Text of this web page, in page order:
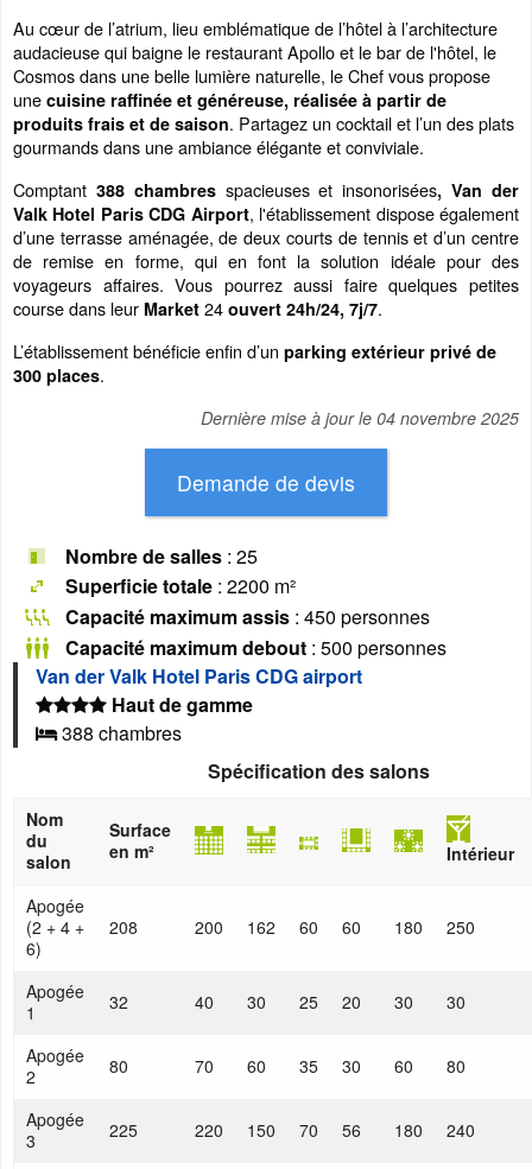
Au cœur de l’atrium, lieu emblématique de l’hôtel à l’architecture
audacieuse qui baigne le restaurant Apollo et le bar de l'hôtel, le
Cosmos dans une belle lumière naturelle, le Chefvous propose
une cuisine raffinée et généreuse, réalisée à partir de
produits frais et de saison. Partagez un cocktail et l’un des plats
gourmands dans une ambiance élégante et conviviale.
Comptant 388 chambres spacieuses et insonorisées, Van der
Valk Hotel Paris CDG Airport, l'établissement dispose également
d’une terrasse aménagée, de deux courts de tennis et d’un centre
de remise en forme, qui en font la solution idéale pour des
voyageurs affaires. Vous pourrez aussi faire quelques petites
course dans leur Market 24 ouvert 24h/24, 7j/7.
L’établissement bénéficie enfin d’un parking extérieur privé de
300 places.
Dernière mise à jour le 04 novembre 2025
Nombre de salles : 25
Superficie totale : 2200 m²
Capacité maximum assis : 450 personnes
Capacité maximum debout : 500 personnes
Van der Valk Hotel Paris CDG airport
Haut de gamme
388 chambres
Spécification des salons
Nom
du
salon
Surface
en m²
Intérieur
Apogée
(2 + 4 +
6)
208 200 162 60 60 180 250
Apogée
1
32 40 30 25 20 30 30
Apogée
2
80 70 60 35 30 60 80
Apogée
3
225 220 150 70 56 180 240